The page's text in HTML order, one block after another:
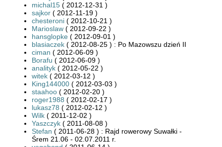
michal15 ( 2012-12-31 )
sajkor ( 2012-11-19 )
chesteroni ( 2012-10-21 )
Marioslaw ( 2012-09-22 )
hansglopke ( 2012-09-01 )
blasiaczek ( 2012-08-25 ) : Po Mazowszu dzień II
ciman ( 2012-06-09 )
Borafu ( 2012-06-09 )
analityk ( 2012-05-22 )
witek ( 2012-03-12 )
King144000 ( 2012-03-03 )
staahoo ( 2012-02-20 )
roger1988 ( 2012-02-17 )
lukasz78 ( 2012-02-12 )
Wilk ( 2011-12-02 )
Yaszczyk ( 2011-08-08 )
Stefan ( 2011-06-28 ) : Rajd rowerowy Suwałki -
Śrem 21.06 - 02.07.2011 r.